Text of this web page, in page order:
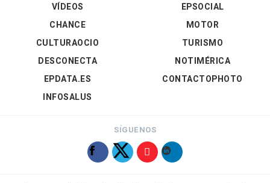
VÍDEOS
EPSOCIAL
CHANCE
CULTURAOCIO
DESCONECTA
EPDATA.ES
INFOSALUS
MOTOR
TURISMO
NOTIMÉRICA
CONTACTOPHOTO
SÍGUENOS